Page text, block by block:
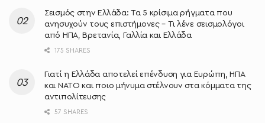
Σεισμός στην Ελλάδα: Τα 5 κρίσιμα ρήγματα που
ανησυχούν τους επιστήμονες – Τι λένε σεισμολόγοι
από ΗΠΑ, Βρετανία, Γαλλία και Ελλάδα
175 SHARES
Γιατί η Ελλάδα αποτελεί επένδυση για Ευρώπη, ΗΠΑ
και ΝΑΤΟ και ποιο μήνυμα στέλνουν στα κόμματα της
αντιπολίτευσης
57 SHARES